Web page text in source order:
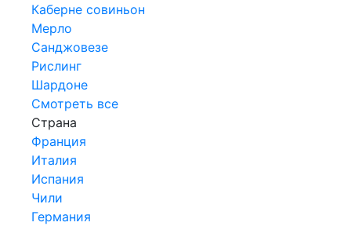
Каберне совиньон
Мерло
Санджовезе
Рислинг
Шардоне
Смотреть все
Страна
Франция
Италия
Испания
Чили
Германия